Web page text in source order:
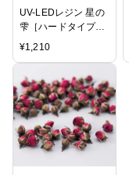
UV-LEDレジン 星の
雫［ハードタイプ］
25ｇ
¥1,210